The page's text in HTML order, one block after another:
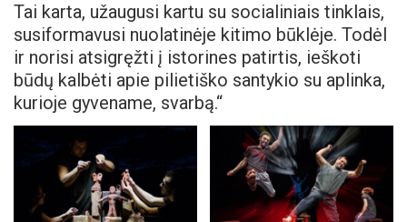
Tai karta, užaugusi kartu su socialiniais tinklais,
susiformavusi nuolatinėje kitimo būklėje. Todėl
ir norisi atsigręžti į istorines patirtis, ieškoti
būdų kalbėti apie pilietiško santykio su aplinka,
kurioje gyvename, svarbą.“